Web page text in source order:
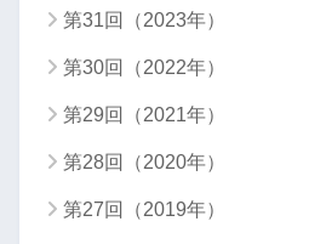
第31回（2023年）
第30回（2022年）
第29回（2021年）
第28回（2020年）
第27回（2019年）